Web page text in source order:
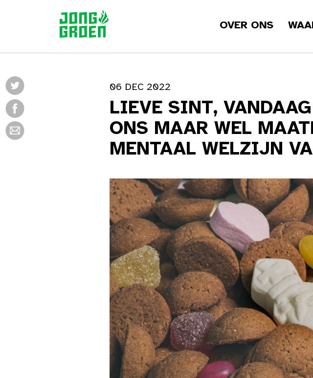
OVER ONS
06 DEC 2022
LIEVE SINT,
ONS MAAR WEL
MENTAAL WELZIJN